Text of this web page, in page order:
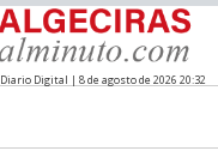
Diario Digital | 8 de agosto de 2026 20:32